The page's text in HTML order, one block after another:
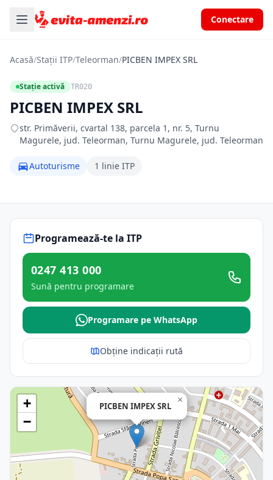
Conectare
Acasă/Stații ITP/Teleorman/PICBEN IMPEX SRL
Stație activă TR020
PICBEN IMPEX SRL
str. Primăverii, cvartal 138, parcela 1, nr. 5, Turnu
Magurele, jud. Teleorman, Turnu Magurele, jud. Teleorman
Autoturisme 1 linie ITP
Programează-te la ITP
0247 413 000
Sună pentru programare
Programare pe WhatsApp
Obține indicații rută
PICBEN IMPEX SRL
×
+
−